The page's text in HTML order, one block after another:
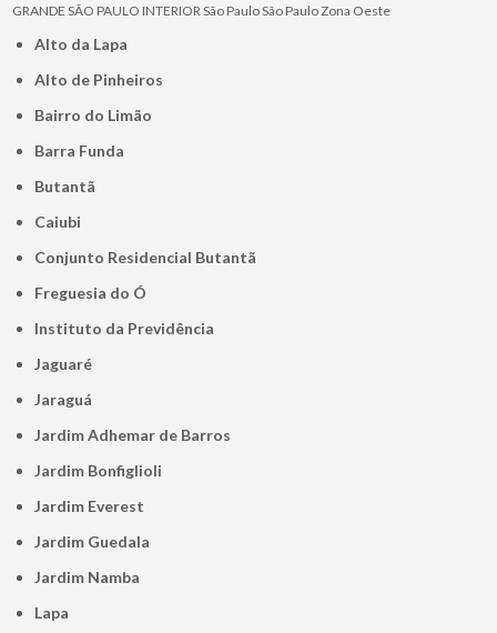
GRANDE SÃO PAULO INTERIOR São PauloSão PauloZona Oeste
Alto da Lapa
Alto de Pinheiros
Bairro do Limão
Barra Funda
Butantã
Caiubi
Conjunto Residencial Butantã
Freguesia do Ó
Instituto da Previdência
Jaguaré
Jaraguá
Jardim Adhemar de Barros
Jardim Bonfiglioli
Jardim Everest
Jardim Guedala
Jardim Namba
Lapa